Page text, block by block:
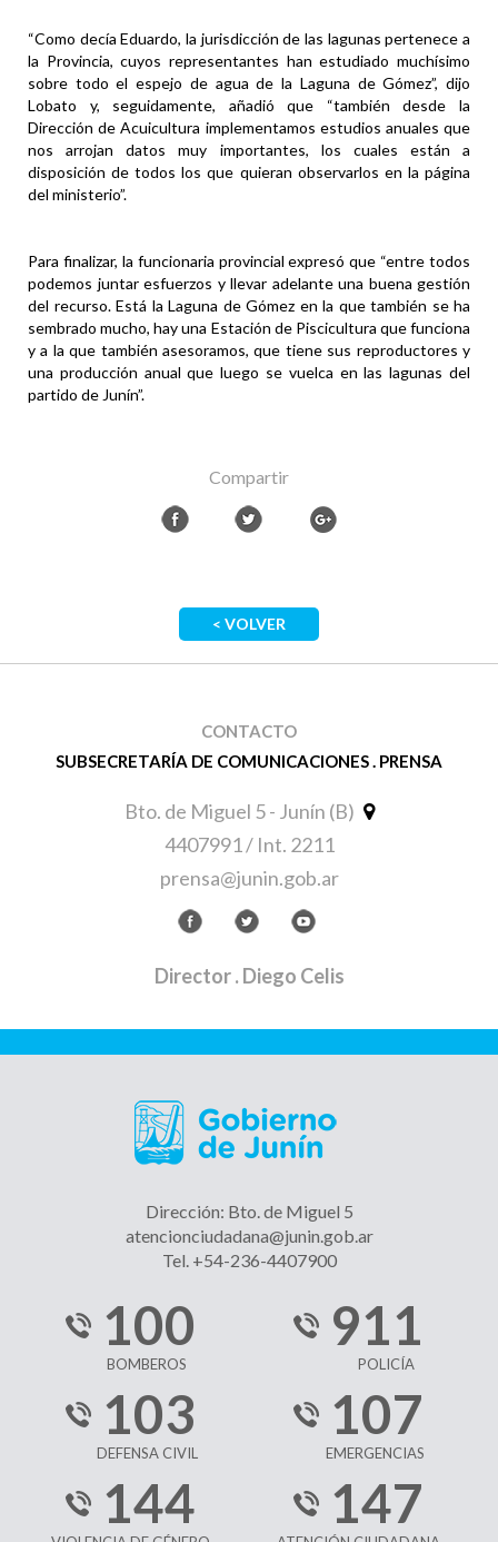
“Como decía Eduardo, la jurisdicción de las lagunas pertenece a
la Provincia, cuyos representantes han estudiado muchísimo
sobre todo el espejo de agua de la Laguna de Gómez”, dijo
Lobato y, seguidamente, añadió que “también desde la
Dirección de Acuicultura implementamos estudios anuales que
nos arrojan datos muy importantes, los cuales están a
disposición de todos los que quieran observarlos en la página
del ministerio”.
Para finalizar, la funcionaria provincial expresó que “entre todos
podemos juntar esfuerzos y llevar adelante una buena gestión
del recurso. Está la Laguna de Gómez en la que también se ha
sembrado mucho, hay una Estación de Piscicultura que funciona
y a la que también asesoramos, que tiene sus reproductores y
una producción anual que luego se vuelca en las lagunas del
partido de Junín”.
Compartir
< VOLVER
CONTACTO
SUBSECRETARÍA DE COMUNICACIONES . PRENSA
Bto. de Miguel 5 - Junín (B)
4407991 / Int. 2211
prensa@junin.gob.ar
Director. Diego Celis
Dirección: Bto. de Miguel 5
atencionciudadana@junin.gob.ar
Tel. +54-236-4407900
100
BOMBEROS
911
POLICÍA
103
DEFENSA CIVIL
107
EMERGENCIAS
144 147